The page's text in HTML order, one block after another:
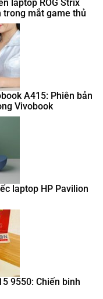
laptop ROG Strix
trong mắt game thủ
A415: Phiên bản
Vivobook
laptop HP Pavilion
9550: Chiến binh